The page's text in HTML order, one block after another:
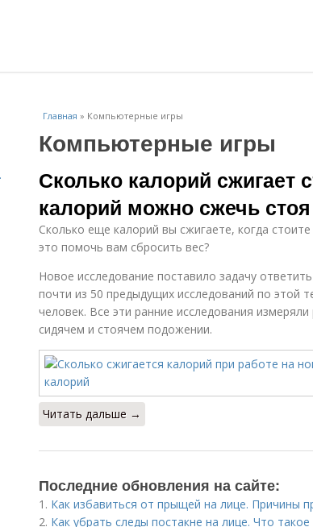
Главная » Компьютерные игры
Компьютерные игры
Сколько калорий сжигает
калорий можно сжечь
Сколько еще калорий вы сжигаете, когда
это помочь вам сбросить вес?
Новое исследование поставило задачу
почти из 50 предыдущих исследований по этой
человек. Все эти ранние исследования
сидячем и стоячем подожении.
Читать дальше →
Последние обновления на сайте:
1. Как избавиться от прыщей на лице. Причины
2. Как убрать следы постакне на лице. Что такое